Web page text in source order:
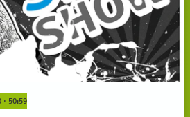
· 50:59